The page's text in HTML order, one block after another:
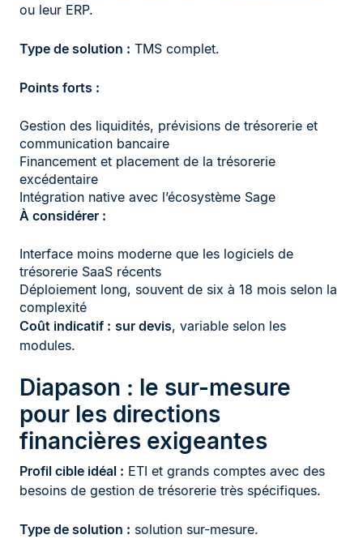
ou leur ERP.
Type de solution : TMS complet.
Points forts :
Gestion des liquidités, prévisions de trésorerie et
communication bancaire
Financement et placement de la trésorerie
excédentaire
Intégration native avec l’écosystème Sage
À considérer :
Interface moins moderne que les logiciels de
trésorerie SaaS récents
Déploiement long, souvent de six à 18 mois selon la
complexité
Coût indicatif : sur devis, variable selon les
modules.
Diapason : le sur-mesure
pour les directions
financières exigeantes
Profil cible idéal : ETI et grands comptes avec des
besoins de gestion de trésorerie très spécifiques.
Type de solution : solution sur-mesure.